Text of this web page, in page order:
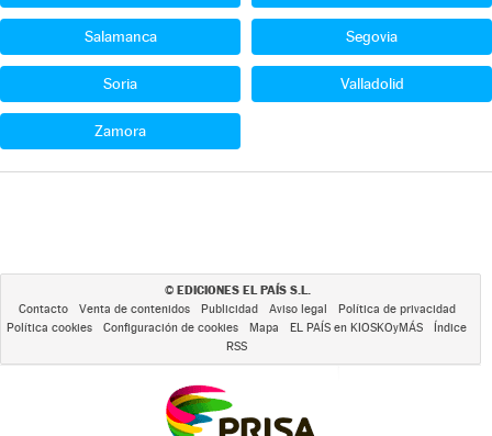
Salamanca Segovia
Soria Valladolid
Zamora
© EDICIONES EL PAÍS S.L.
Contacto Venta de contenidos Publicidad Aviso legal
Política de privacidad
Política cookies
Configuración de cookies Mapa EL PAÍS en KIOSKOyMÁS
Índice
RSS